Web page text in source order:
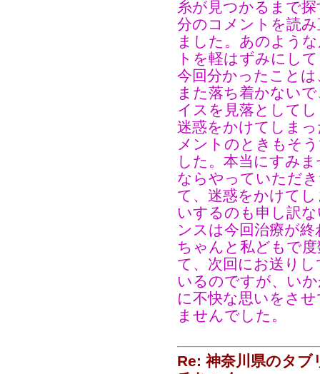
糸が見つかるまで
分のコメントを読
ました。あのよう
トを軽はずみにし
今回分かったこと
また落ち着かない
イスを見落として
迷惑をかけてしま
メントのときもそ
した。本当にすみ
ならやっていただ
て、迷惑をかけて
いするのも申し訳
ンスは今回治療が
ちゃんと私どもで
て、次回にお送り
いるのですが、い
に不快な思いをさ
ませんでした。
Re: 神奈川県のタ